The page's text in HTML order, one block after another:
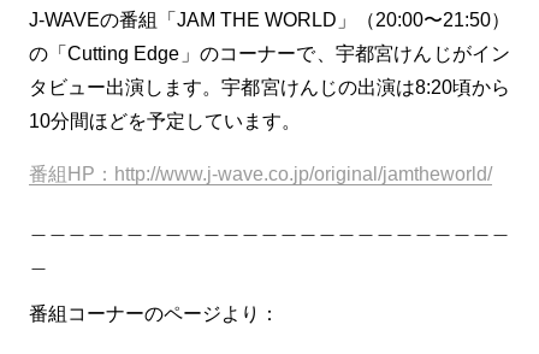
J-WAVEの番組「JAM THE WORLD」（20:00〜21:50）
の「Cutting Edge」のコーナーで、宇都宮けんじがイン
タビュー出演します。宇都宮けんじの出演は8:20頃から
10分間ほどを予定しています。
番組HP：http://www.j-wave.co.jp/original/jamtheworld/
番組コーナーのページより：